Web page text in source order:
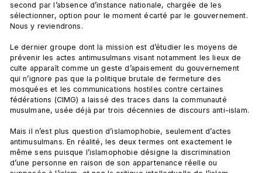
second par l’absence d’instance nationale, chargée de les
sélectionner, option pour le moment écarté par le gouvernement.
Nous y reviendrons.
Le dernier groupe dont la mission est d’étudier les moyens de
prévenir les actes antimusulmans visant notamment les lieux de
culte apparaît comme un geste d’apaisement du gouvernement
qui n’ignore pas que la politique brutale de fermeture des
mosquées et les communications hostiles contre certaines
fédérations (CIMG) a laissé des traces dans la communauté
musulmane, usée déjà par trois décennies de discours anti-islam.
Mais il n’est plus question d’islamophobie, seulement d’actes
antimusulmans. En réalité, les deux termes ont exactement le
même sens puisque l’islamophobie désigne la discrimination
d’une personne en raison de son appartenance réelle ou